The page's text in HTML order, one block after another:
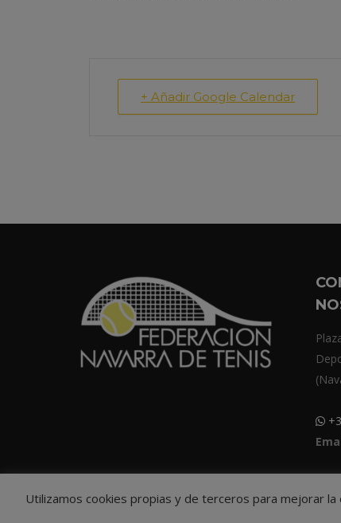
+ Añadir Google Calendar
Utilizamos cookies propias y de terceros para mejorar